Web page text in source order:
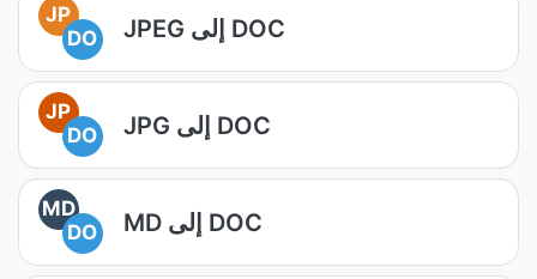
JP
DO
JPEG إلى DOC
JP
DO
JPG إلى DOC
MD
DO
MD إلى DOC